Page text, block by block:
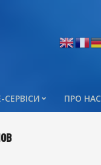
СЕРВІСИ ПРО НАС